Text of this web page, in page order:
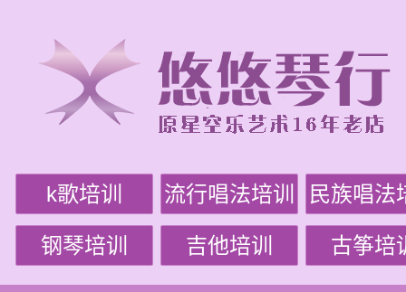
k歌培训 流行唱法培训 民族唱法
钢琴培训 吉他培训 古筝培